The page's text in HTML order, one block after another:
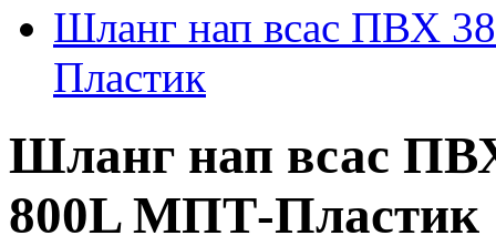
Шланг нап всас ПВХ
Пластик
Шланг нап всас
800L МПТ-Пластик